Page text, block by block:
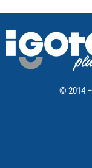
© 2014